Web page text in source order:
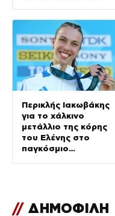
Περικλής Ιακωβάκης
για το χάλκινο
μετάλλιο της κόρης
του Ελένης στο
παγκόσμιο
// ΔΗΜΟΦΙΛΗ